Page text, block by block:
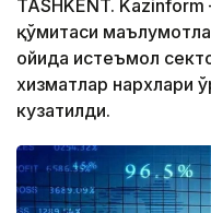
TASHKENT.
қўмитаси
ойида истеъмол
хизматлар нархлари
кузатилди.